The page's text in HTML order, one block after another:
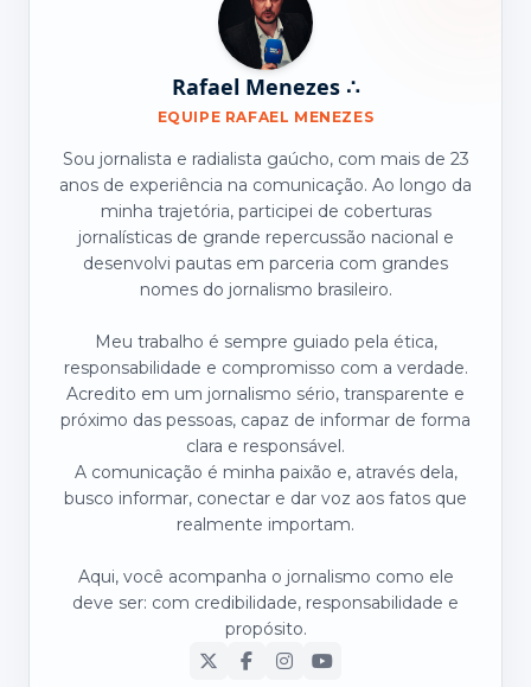
Rafael Menezes ∴
EQUIPE RAFAEL MENEZES
Sou jornalista e radialista gaúcho, com mais de 23
anos de experiência na comunicação. Ao longo da
minha trajetória, participei de coberturas
jornalísticas de grande repercussão nacional e
desenvolvi pautas em parceria com grandes
nomes do jornalismo brasileiro.
Meu trabalho é sempre guiado pela ética,
responsabilidade e compromisso com a verdade.
Acredito em um jornalismo sério, transparente e
próximo das pessoas, capaz de informar de forma
clara e responsável.
A comunicação é minha paixão e, através dela,
busco informar, conectar e dar voz aos fatos que
realmente importam.
Aqui, você acompanha o jornalismo como ele
deve ser: com credibilidade, responsabilidade e
propósito.